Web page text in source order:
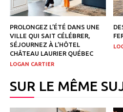
PROLONGEZ L’ÉTÉ DANS UNE
VILLE QUI SAIT CÉLÉBRER,
SÉJOURNEZ À L’HÔTEL
CHÂTEAU LAURIER QUÉBEC
LOGAN CARTIER
SUR LE MÊME